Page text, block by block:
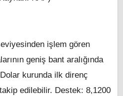
işlem gören
geniş bant aralığında
kurunda ilk direnç
edilebilir. Destek: 8,1200